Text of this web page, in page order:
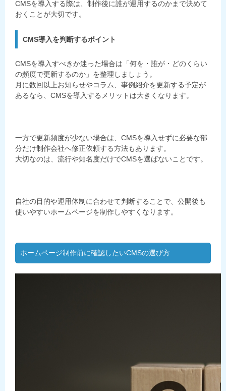
CMSを導入する際は、制作後に誰が運用するのかまで決めて
おくことが大切です。
CMS導入を判断するポイント
CMSを導入すべきか迷った場合は「何を・誰が・どのくらい
の頻度で更新するのか」を整理しましょう。
月に数回以上お知らせやコラム、事例紹介を更新する予定が
あるなら、CMSを導入するメリットは大きくなります。
一方で更新頻度が少ない場合は、CMSを導入せずに必要な部
分だけ制作会社へ修正依頼する方法もあります。
大切なのは、流行や知名度だけでCMSを選ばないことです。
自社の目的や運用体制に合わせて判断することで、公開後も
使いやすいホームページを制作しやすくなります。
ホームページ制作前に確認したいCMSの選び方